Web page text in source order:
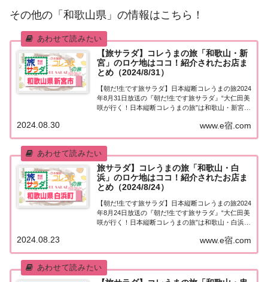
その他の「和歌山県」の情報はこちら！
【旅サラダ】コレうまの旅「和歌山・新
宮」のロケ地はココ！紹介されたお店ま
とめ（2024/8/31）
【朝だ!生です旅サラダ】日本縦断コレうまの旅2024
年8月31日放送の『朝だ!生です旅サラダ』“大仁田美
咲が行く！日本縦断コレうまの旅”は和歌山・新宮。
新宮」「日本縦断コレうまの旅」４代目プレゼント
ソムリエ・大仁田美咲アナウンサーが美...
www.e宿.com
2024.08.30
旅サラダ】コレうまの旅「和歌山・白
浜」のロケ地はココ！紹介されたお店ま
とめ（2024/8/24）
【朝だ!生です旅サラダ】日本縦断コレうまの旅2024
年8月24日放送の『朝だ!生です旅サラダ』“大仁田美
咲が行く！日本縦断コレうまの旅”は和歌山・白浜。
白浜」「日本縦断コレうまの旅」４代目プレゼント
ソムリエ・大仁田美咲アナウンサーが美...
www.e宿.com
2024.08.23